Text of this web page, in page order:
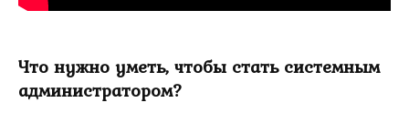
Что нужно уметь, чтобы стать системным
администратором?